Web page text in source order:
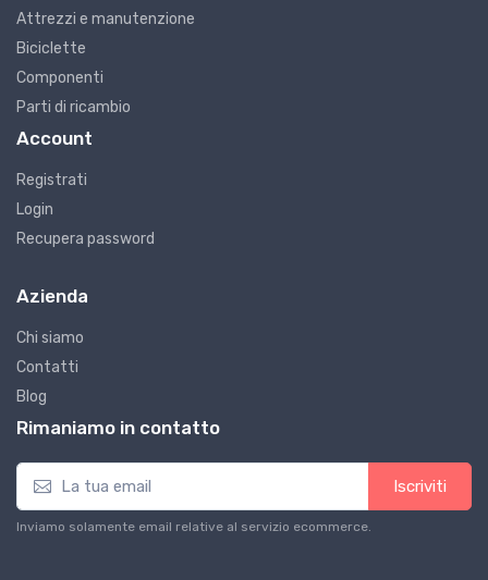
Attrezzi e manutenzione
Biciclette
Componenti
Parti di ricambio
Account
Registrati
Login
Recupera password
Azienda
Chi siamo
Contatti
Blog
Rimaniamo in contatto
Iscriviti
Inviamo solamente email relative al servizio ecommerce.